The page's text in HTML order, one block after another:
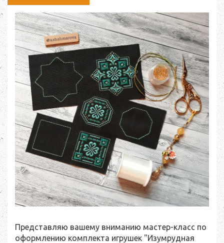
Представляю вашему вниманию мастер-класс по
оформлению комплекта игрушек "Изумрудная